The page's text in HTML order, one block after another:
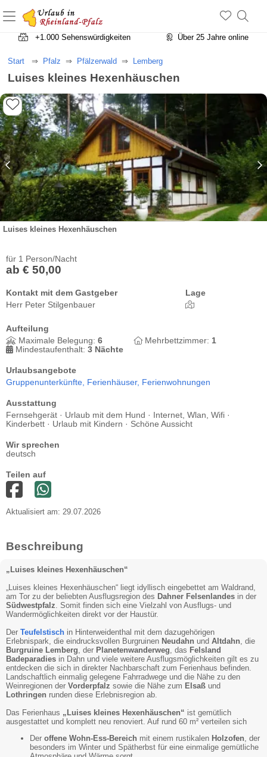
+1.500 Unterkünfte in Rheinland-Pfalz
+1.000 Sehenswürdigkeiten
Über 25 Jahre online
Start Pfalz Pfälzerwald Lemberg
Luises kleines Hexenhäuschen
Luises kleines Hexenhäuschen
für 1 Person/Nacht
ab € 50,00
Kontakt mit dem Gastgeber
Herr Peter Stilgenbauer
Lage
Aufteilung
Maximale Belegung: 6 Mehrbettzimmer: 1
Mindestaufenthalt: 3 Nächte
Urlaubsangebote
Gruppenunterkünfte, Ferienhäuser, Ferienwohnungen
Ausstattung
Fernsehgerät · Urlaub mit dem Hund · Internet, Wlan, Wifi ·
Kinderbett · Urlaub mit Kindern · Schöne Aussicht
Wir sprechen
deutsch
Teilen auf
Aktualisiert am: 29.07.2026
Beschreibung
„Luises kleines Hexenhäuschen“
„Luises kleines Hexenhäuschen“ liegt idyllisch eingebettet am Waldrand,
am Tor zu der beliebten Ausflugsregion des Dahner Felsenlandes in der
Südwestpfalz. Somit finden sich eine Vielzahl von Ausflugs- und
Wandermöglichkeiten direkt vor der Haustür.
Der Teufelstisch in Hinterweidenthal mit dem dazugehörigen
Erlebnispark, die eindrucksvollen Burgruinen Neudahn und Altdahn, die
Burgruine Lemberg, der Planetenwanderweg, das Felsland
Badeparadies in Dahn und viele weitere Ausflugsmöglichkeiten gilt es zu
entdecken die sich in direkter Nachbarschaft zum Ferienhaus befinden.
Landschaftlich einmalig gelegene Fahrradwege und die Nähe zu den
Weinregionen der Vorderpfalz sowie die Nähe zum Elsaß und
Lothringen runden diese Erlebnisregion ab.
Das Ferienhaus „Luises kleines Hexenhäuschen“ ist gemütlich
ausgestattet und komplett neu renoviert. Auf rund 60 m² verteilen sich
Der offene Wohn-Ess-Bereich mit einem rustikalen Holzofen , der
besonders im Winter und Spätherbst für eine einmalige gemütliche